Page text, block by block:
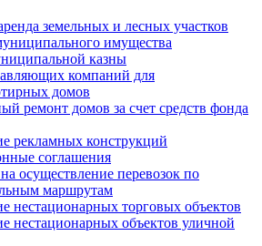
земельных и лесных участков
имущества
казны
компаний для
домов
ремонт домов за счет средств фонда
рекламных конструкций
соглашения
осуществление перевозок по
маршрутам
нестационарных торговых объектов
нестационарных объектов уличной